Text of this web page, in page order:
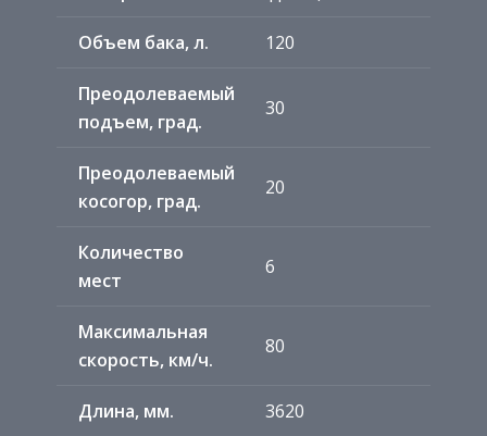
Объем бака, л. 120
Преодолеваемый
подъем, град.
30
Преодолеваемый
косогор, град.
20
Количество
мест
6
Максимальная
скорость, км/ч.
80
Длина, мм. 3620